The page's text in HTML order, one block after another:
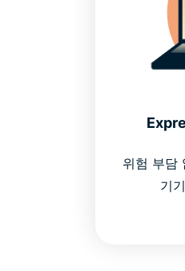
위험 부담
기